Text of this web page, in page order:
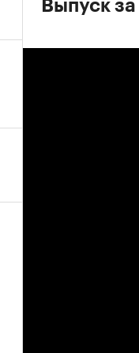
Выпуск